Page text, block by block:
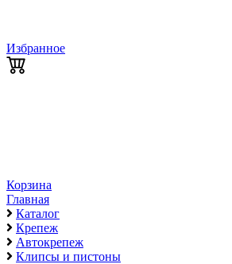
Избранное
Корзина
Главная
Каталог
Крепеж
Автокрепеж
Клипсы и пистоны